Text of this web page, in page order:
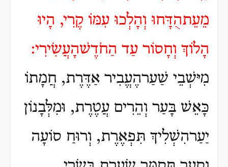
מֵעֵתהֻדָּחוּ וְהָלְכוּ עִמּוֹ קֶרִי, הָיוּ
הָלוֹךְ וְחָסוֹר עַד הַחֹדֶשׁהָעֲשִׂירִי:
מִיּשְׁבֵי שַׁעַרהֶעֱבִיר אַדֶּרֶת, חֲמָתוֹ
כָּאֵשׁ בָּעַר וְהֵרִים עֲטֶרֶת, וּמִלְּבָנוֹן
יַעַרהִשְׁלִיךְ תִּפְאֶרֶת, וְרוּחַ סוֹעָה